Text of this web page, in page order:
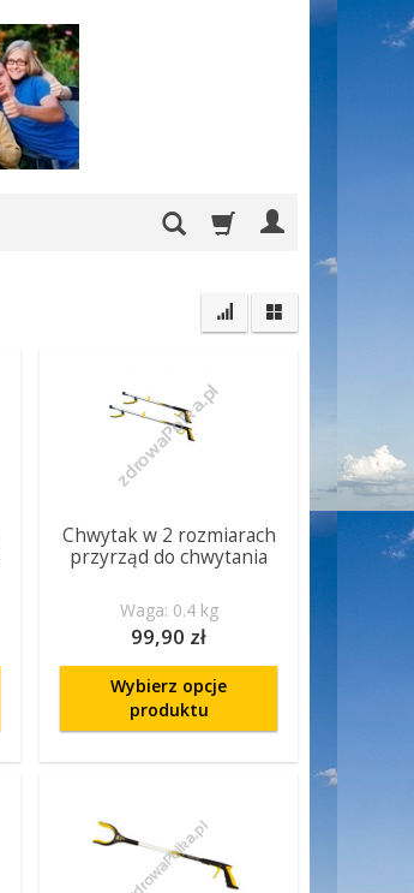
Chwytak w 2 rozmiarach
przyrząd do chwytania
Waga: 0.4 kg
99,90 zł
Wybierz opcje
produktu